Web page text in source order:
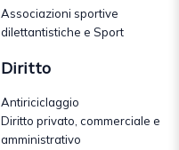
Associazioni sportive
dilettantistiche e Sport
Diritto
Antiriciclaggio
Diritto privato, commerciale e
amministrativo